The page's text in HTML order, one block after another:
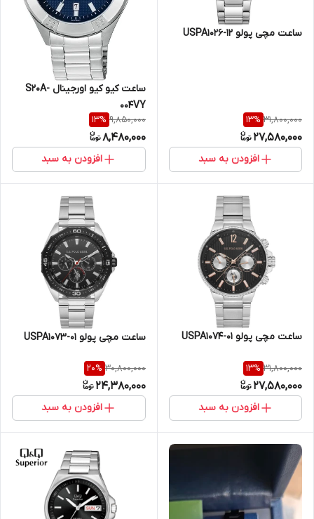
ساعت مچی پولو USPA1026-12
31,800,000
13%
27,580,000
افزودن به سبد
ساعت کیو کیو اورجینال S20A-
004VY
9,850,000
13%
8,480,000
افزودن به سبد
ساعت مچی پولو USPA1074-01
31,800,000
13%
27,580,000
افزودن به سبد
ساعت مچی پولو USPA1073-01
30,800,000
20%
24,380,000
افزودن به سبد